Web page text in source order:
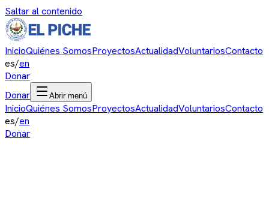
Saltar al contenido
InicioQuiénes SomosProyectosActualidadVoluntariosContacto
es/en
Donar
Donar
Abrir menú
InicioQuiénes SomosProyectosActualidadVoluntariosContacto
es/en
Donar